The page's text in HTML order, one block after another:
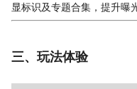
显标识及专题合集，提升曝
三、玩法体验